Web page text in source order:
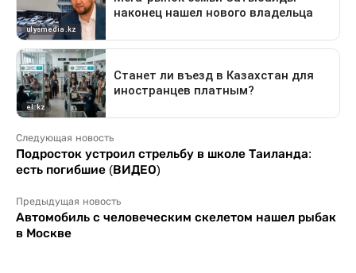
Следующая новость
Подросток устроил стрельбу в школе Таиланда:
есть погибшие (ВИДЕО)
Предыдущая новость
Автомобиль с человеческим скелетом нашел рыбак
в Москве